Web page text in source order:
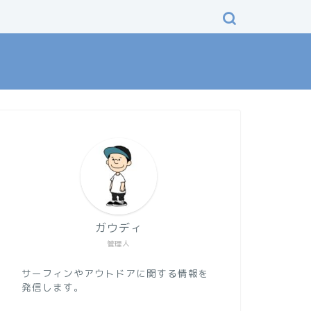
管理人
ガウディ
サーフィンやアウトドアに関する情報を
発信します。